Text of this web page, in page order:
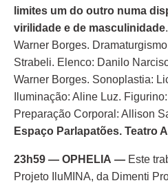
limites um do outro numa
virilidade e de masculinidade
Warner Borges.
Strabeli. Elenco: Danilo
Warner Borges. Sonoplastia:
Iluminação: Aline Luz.
Preparação Corporal: Allison
Espaço Parlapatões. Teatro
23h59 — OPHELIA — Este
Projeto IluMINA, da Dimenti